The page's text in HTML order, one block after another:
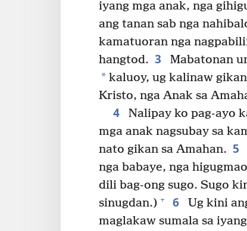
iyang mga anak, nga
ang tanan sab nga
kamatuoran nga
hangtod. 3 Mabatonan
* kaluoy, ug kalinaw
Kristo, nga Anak sa
4
Nalipay ko pag-ayo
mga anak nagsubay sa
nato gikan sa Amahan. 5
nga babaye, nga
dili bag-ong sugo. Sugo
sinugdan.) + 6
Ug kini
maglakaw sumala sa